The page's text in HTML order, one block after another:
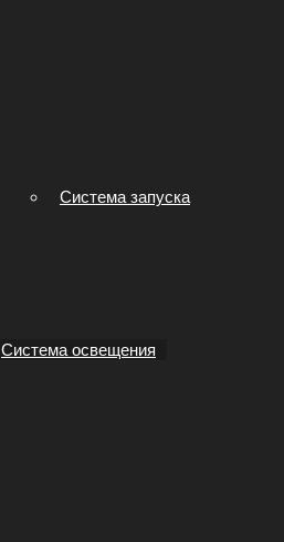
Система запуска
Система освещения